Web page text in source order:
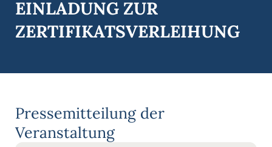
EINLADUNG ZUR
ZERTIFIKATS­VERLEIHUNG
Pressemitteilung der
Veranstaltung